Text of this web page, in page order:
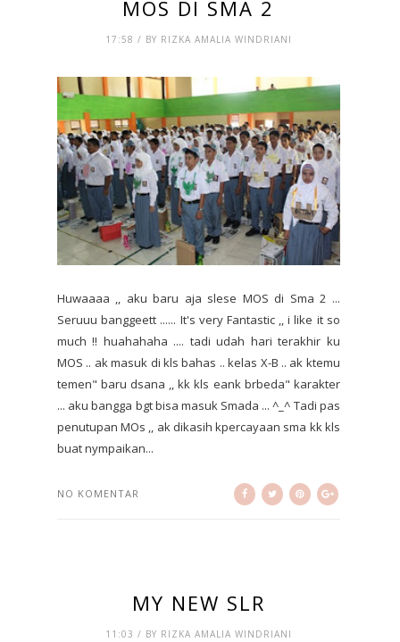
MOS DI SMA 2
17:58 / BY RIZKA AMALIA WINDRIANI
Huwaaaa ,, aku baru aja slese MOS di Sma 2 ...
Seruuu banggeett ...... It's very Fantastic ,, i like it so
much !! huahahaha .... tadi udah hari terakhir ku
MOS .. ak masuk di kls bahas .. kelas X-B .. ak ktemu
temen" baru dsana ,, kk kls eank brbeda" karakter
... aku bangga bgt bisa masuk Smada ... ^_^ Tadi pas
penutupan MOs ,, ak dikasih kpercayaan sma kk kls
buat nympaikan...
NO KOMENTAR
MY NEW SLR
11:03 / BY RIZKA AMALIA WINDRIANI